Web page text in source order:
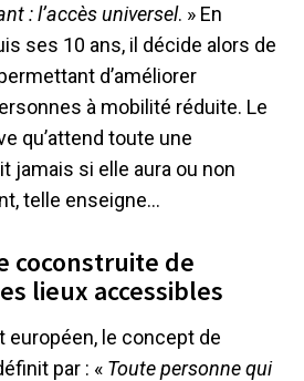
: l’accès universel. » En
ses 10 ans, il décide alors de
d’améliorer
à mobilité réduite. Le
qu’attend toute une
jamais si elle aura ou non
telle enseigne…
coconstruite de
lieux accessibles
européen, le concept de
par : « Toute personne qui